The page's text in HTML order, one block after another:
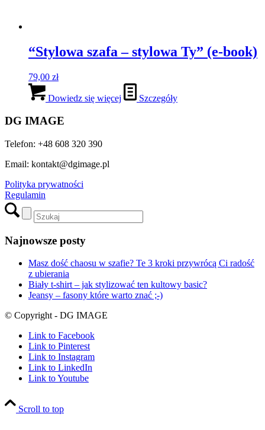
“Stylowa szafa – stylowa Ty” (e-book)
79,00 zł
Dowiedz się więcej Szczegóły
DG IMAGE
Telefon: +48 608 320 390
Email: kontakt@dgimage.pl
Polityka prywatności
Regulamin
Najnowsze posty
Masz dość chaosu w szafie? Te 3 kroki przywrócą Ci radość
z ubierania
Biały t-shirt – jak stylizować ten kultowy basic?
Jeansy – fasony które warto znać ;-)
© Copyright - DG IMAGE
Link to Facebook
Link to Pinterest
Link to Instagram
Link to LinkedIn
Link to Youtube
Scroll to top